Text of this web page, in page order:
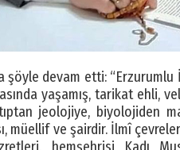
şöyle devam etti: “Erzurumlu
yaşamış, tarikat ehli,
jeolojiye, biyolojiden
müellif ve şairdir. İlmî